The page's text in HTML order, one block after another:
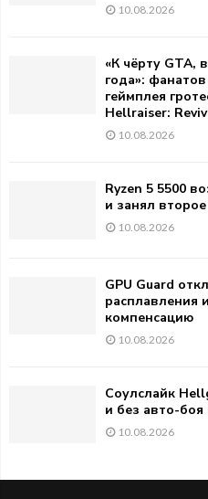
10.08.2026
«К чёрту GTA,
года»:
геймплея
Hellraiser:
10.08.2026
Ryzen 5 5500
и занял
10.08.2026
GPU Guard
расплавления
компенсацию
10.08.2026
Соулслайк
и без авто-
10.08.2026